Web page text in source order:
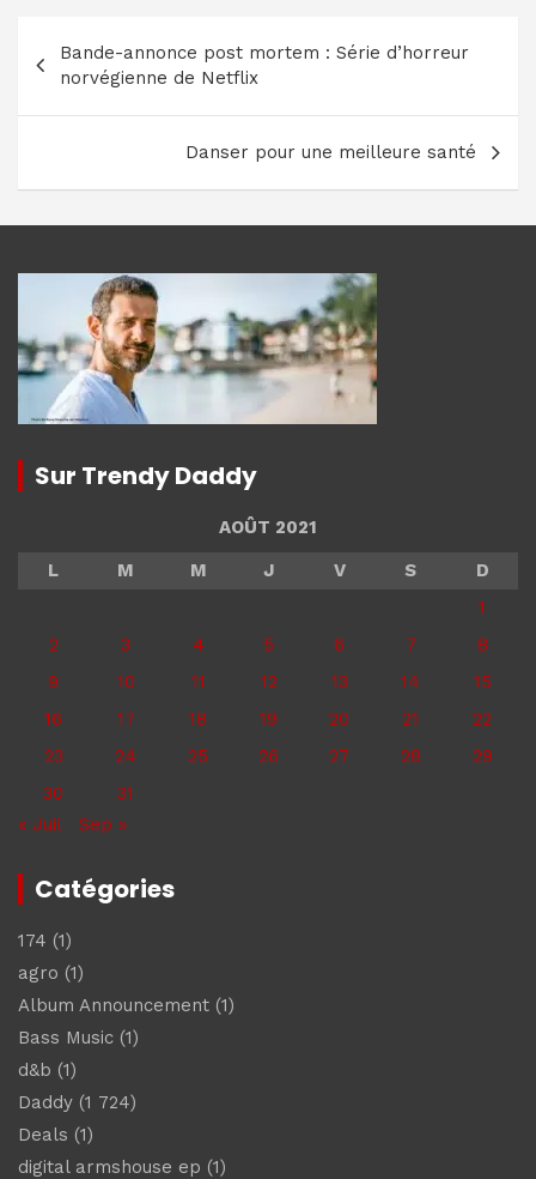
Navigation
de
l’article
Bande-annonce post mortem : Série d’horreur
norvégienne de Netflix
Danser pour une meilleure santé
Sur Trendy Daddy
AOÛT 2021
L
M M J V S
D
1
2
3 4 5 6 7
8
9
10 11 12 13 14
15
16
17 18 19 20 21
22
23
24 25 26 27 28
29
30
31
« Juil
Sep »
Catégories
174 (1)
agro (1)
Album Announcement (1)
Bass Music (1)
d&b (1)
Daddy (1 724)
Deals (1)
digital armshouse ep (1)